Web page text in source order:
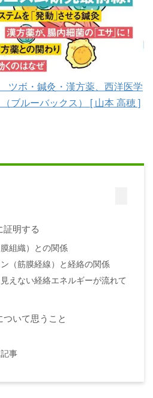
ツボ・鍼灸・漢方薬、西洋医学
ブルーバックス） [ 山本 高穂 ]
証明する
組織）との関係
（筋膜経線）と経絡の関係
えない経絡エネルギーが流れて
いて思うこと
事